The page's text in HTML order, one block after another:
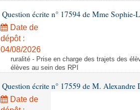
Question écrite n° 17594 de Mme Sophie-
Date de
dépôt :
04/08/2026
ruralité - Prise en charge des trajets des
élèves au sein des RPI
Question écrite n° 17559 de M. Alexandre
Date de